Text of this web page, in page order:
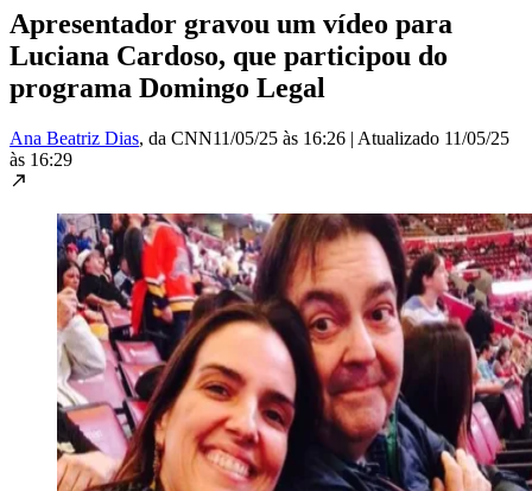
Apresentador gravou um vídeo para
Luciana Cardoso, que participou do
programa Domingo Legal
Ana Beatriz Dias, da CNN11/05/25 às 16:26 | Atualizado 11/05/25
às 16:29